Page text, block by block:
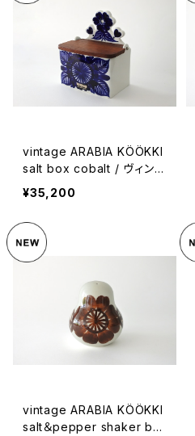
vintage ARABIA KÖÖKKI
salt box cobalt / ヴィンテ
ージ アラビア ソルトボック
ス コバルトブルー
¥35,200
vintage ARABIA KÖÖKKI
salt＆pepper shaker bro